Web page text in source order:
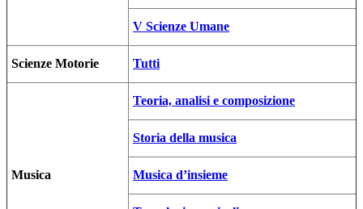
V Scienze Umane
Scienze Motorie Tutti
Musica
Teoria, analisi e composizione
Storia della musica
Musica d’insieme